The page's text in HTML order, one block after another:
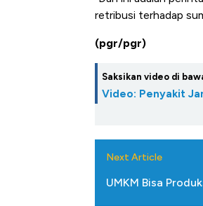
retribusi terhadap
(pgr/pgr)
Saksikan video di
Video: Penyakit
Next Article
UMKM Bisa
Ada